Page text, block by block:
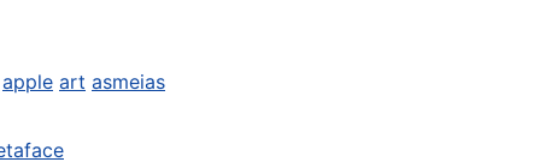
apple art asmeias